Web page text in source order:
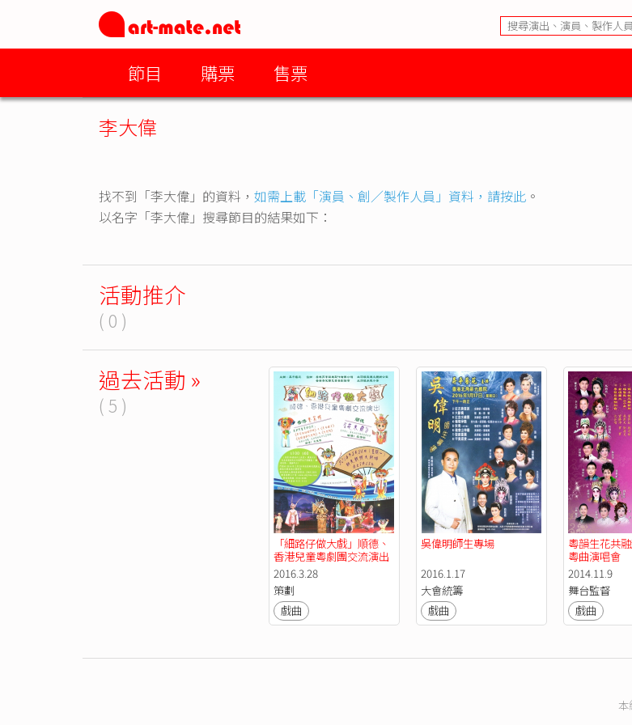
節目 購票 售票
李大偉
找不到「李大偉」的資料， 如需上載「演員、創／製作人員」資料，請按此 。
以名字「李大偉」搜尋節目的結果如下：
活動推介
( 0 )
過去活動 »
( 5 )
「細路仔做大戲」順德、
香港兒童粵劇團交流演出
2016.3.28
策劃
戲曲
吳偉明師生專場
2016.1.17
大會統籌
戲曲
粵韻生花共
粵曲演唱會
2014.11.9
舞台監督
戲曲